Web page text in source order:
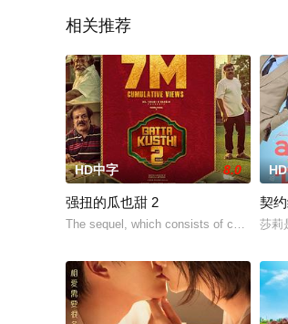
相关推荐
HD中字 8.0
强扭的瓜也甜 2
The sequel, which consists of
契
莎莉